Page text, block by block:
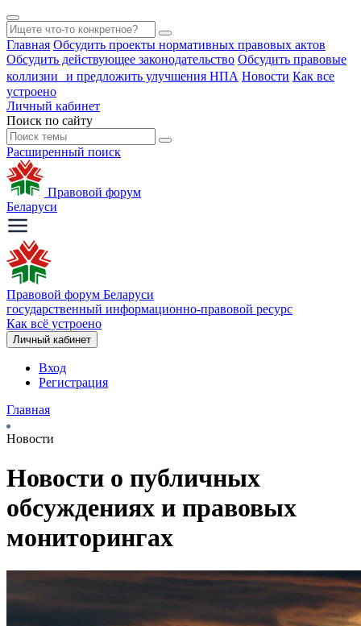
Главная Обсудить проекты нормативных правовых актов
Обсудить действующее законодательство Обсудить правовые
коллизии и предложить улучшения НПА Новости Как все
устроено
Личный кабинет
Поиск по сайту
Расширенный поиск
Правовой форум
Беларуси
Правовой форум Беларуси
государственный информационно-правовой ресурс
Как всё устроено
Личный кабинет
Вход
Регистрация
Главная
Новости
Новости о публичных
обсуждениях и правовых
мониторингах